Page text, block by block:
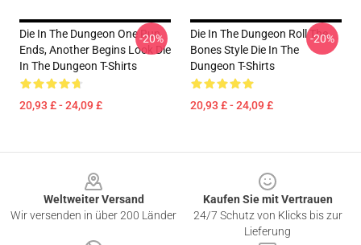
Die In The Dungeon One Run
Ends, Another Begins Look Die
In The Dungeon T-Shirts
20,93 £ - 24,09 £
-20%
Die In The Dungeon Roll The
Bones Style Die In The
Dungeon T-Shirts
20,93 £ - 24,09 £
-20%
Weltweiter Versand
Wir versenden in über 200 Länder
Kaufen Sie mit Vertrauen
24/7 Schutz von Klicks bis zur
Lieferung